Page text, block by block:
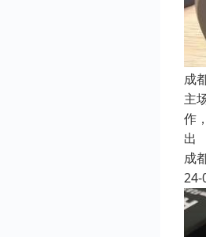
成
主
作
出
成
24-